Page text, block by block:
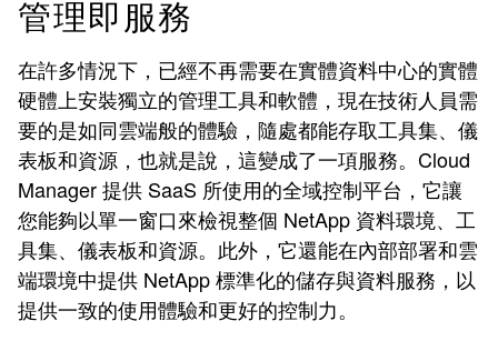
管理即服務
在許多情況下，已經不再需要在實體資料中心的實體
硬體上安裝獨立的管理工具和軟體，現在技術人員需
要的是如同雲端般的體驗，隨處都能存取工具集、儀
表板和資源，也就是說，這變成了一項服務。Cloud
Manager 提供 SaaS 所使用的全域控制平台，它讓
您能夠以單一窗口來檢視整個 NetApp 資料環境、工
具集、儀表板和資源。此外，它還能在內部部署和雲
端環境中提供 NetApp 標準化的儲存與資料服務，以
提供一致的使用體驗和更好的控制力。